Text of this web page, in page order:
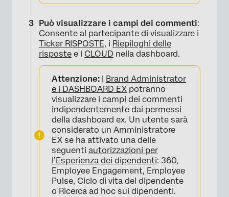
Può visualizzare i campi dei commenti:
Consente al partecipante di visualizzare i
Ticker RISPOSTE, i Riepiloghi delle
risposte e i CLOUD nella dashboard.
Attenzione:
Brand Administrator
e i DASHBOARD EX potranno
visualizzare i campi dei commenti
indipendentemente dai permessi
della dashboard ex. Un utente sarà
considerato un Amministratore
EX se ha attivato una delle
seguenti autorizzazioni per
l’Esperienza dei dipendenti: 360,
Employee Engagement, Employee
Pulse, Ciclo di vita del dipendente
o Ricerca ad hoc sui dipendenti.